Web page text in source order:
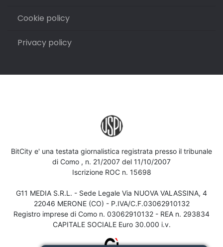
Cookie policy
Privacy policy
BitCity e' una testata giornalistica registrata presso il tribunale
di Como , n. 21/2007 del 11/10/2007
Iscrizione ROC n. 15698
G11 MEDIA S.R.L. - Sede Legale Via NUOVA VALASSINA, 4
22046 MERONE (CO) - P.IVA/C.F.03062910132
Registro imprese di Como n. 03062910132 - REA n. 293834
CAPITALE SOCIALE Euro 30.000 i.v.